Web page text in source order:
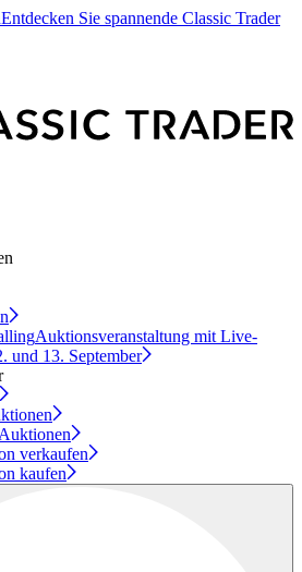
Entdecken Sie spannende Classic Trader
Auktionsveranstaltung mit Live-
und 13. September
verkaufen
kaufen